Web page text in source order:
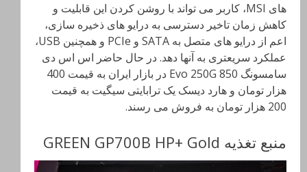
های MSI، کاربر می تواند با روشن کردن این قابلیت و
کاهش زمان تاخیر دسترسی به درایو های ذخیره سازی،
اعم از درایو های متصل به SATA و PCIe و همچنین USB،
عملکرد سریعتری به آنها دهد. در حال حاضر اس اس دی
سامسونگ 850 Evo 250G در بازار ایران به قیمت 400
هزار تومان و هارد دیسک یک ترابایتی سیگیت به قیمت
200 هزار تومان به فروش می رسند.
منبع تغذیه GREEN GP700B HP+ Gold